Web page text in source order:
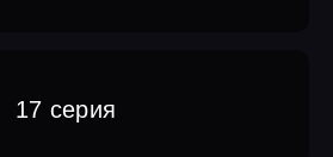
17 серия